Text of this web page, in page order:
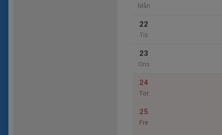
Mån
22
Tis
23
Ons
24
Tor
25
Fre